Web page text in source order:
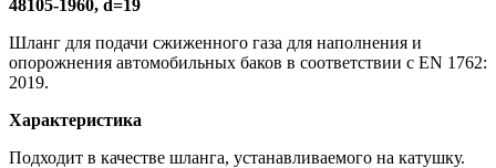
48105-1960, d=19
Шланг для подачи сжиженного газа для наполнения и
опорожнения автомобильных баков в соответствии с EN 1762:
2019.
Характеристика
Подходит в качестве шланга, устанавливаемого на катушку.